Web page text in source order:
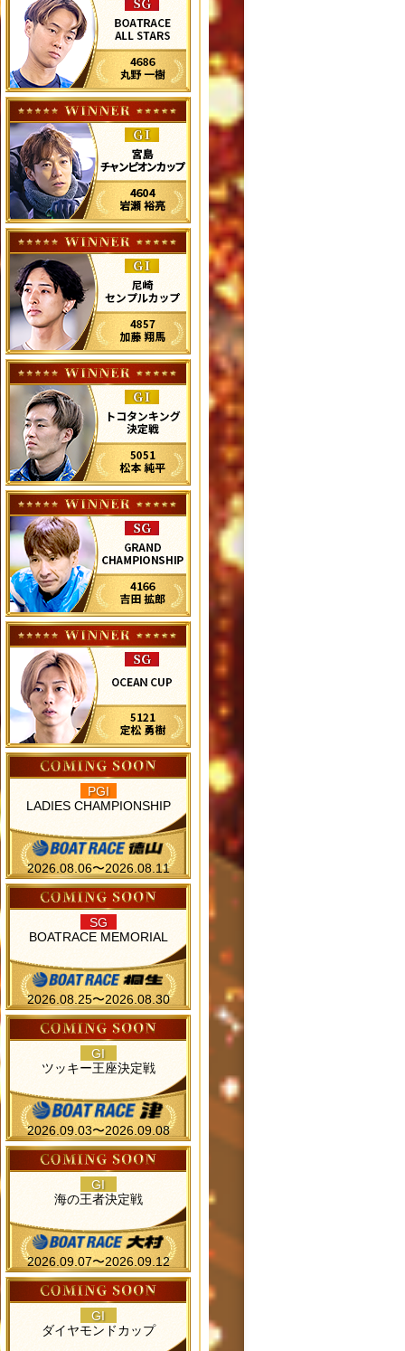
PGI
LADIES CHAMPIONSHIP
2026.08.06〜2026.08.11
SG
BOATRACE MEMORIAL
2026.08.25〜2026.08.30
GI
ツッキー王座決定戦
2026.09.03〜2026.09.08
GI
海の王者決定戦
2026.09.07〜2026.09.12
GI
ダイヤモンドカップ